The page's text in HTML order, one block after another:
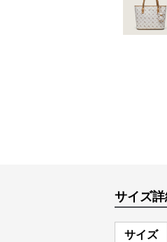
サイズ詳
サイズ